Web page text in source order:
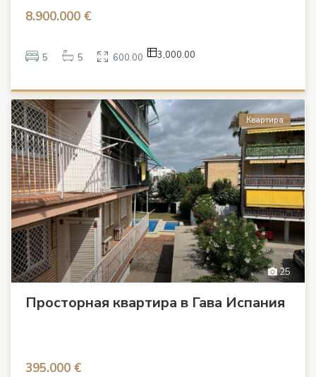
8.900.000 €
5 5 600.00 3,000.00
25
Квартира
Просторная квартира в Гава Испания
395.000 €